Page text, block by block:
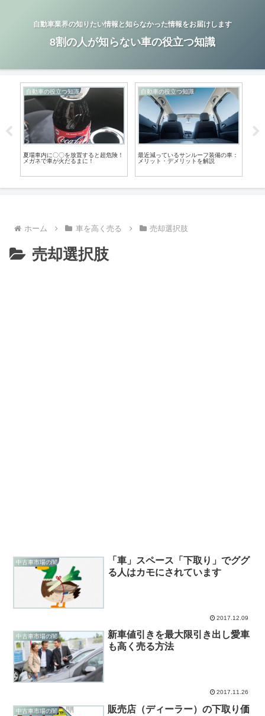
自動車業界の知りたい情報と知らなかった情報をお届けします
8割の人が知らない車の役立つ知識
自動車の役立つ知識
夏場車内に〇〇を放置すると超危険！
メガネで車が火だるまに！
自動車の役立つ知識
最近減っているサンルーフ装備の車：
メリット・デメリットを解説
ホーム 車を高く売る 売却選択肢
売却選択肢
中古車市場の闇
「車」スペース「下取り」でググ
る人はカモにされています
2017.12.09
中古車市場の闇
新車値引きを最大限引き出し愛車
も高く売る方法
2017.11.26
中古車市場の闇
販売店（ディーラー）の下取り価